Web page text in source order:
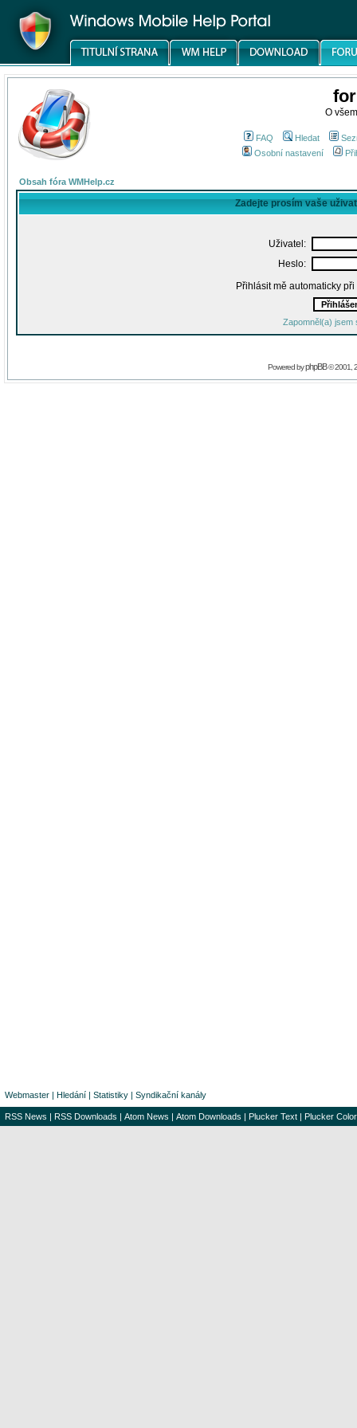
O
FAQ Hledat
Osobní nastavení
Obsah fóra WMHelp.cz
Zadejte prosím vaše
Uživatel:
Heslo:
Přihlásit mě automaticky
Zapomněl(a) jsem
Powered byphpBB© 2001,
Webmaster | Hledání | Statistiky | Syndikační kanály
RSS News | RSS Downloads | Atom News | Atom Downloads | Plucker Text | Plucker Color